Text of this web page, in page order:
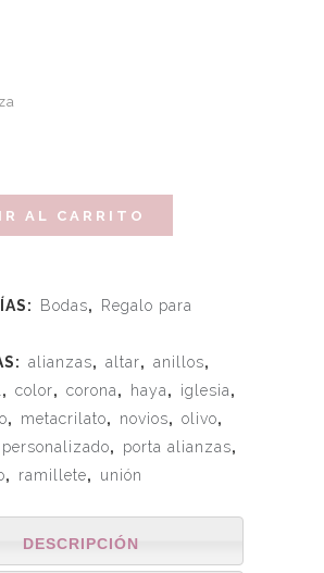
AL CARRITO
Bodas,
Regalo para
alianzas, altar, anillos,
, color, corona, haya, iglesia,
, metacrilato, novios, olivo,
personalizado, porta alianzas,
, ramillete, unión
DESCRIPCIÓN